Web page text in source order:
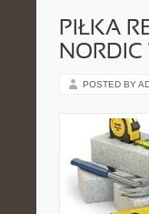
PIŁKA
POSTED BY